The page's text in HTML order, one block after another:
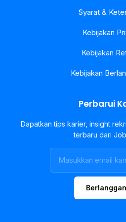
Syarat &
Kebijakan
Kebijakan
Kebijakan
Perbarui
Dapatkan tips karier, insight
terbaru dari